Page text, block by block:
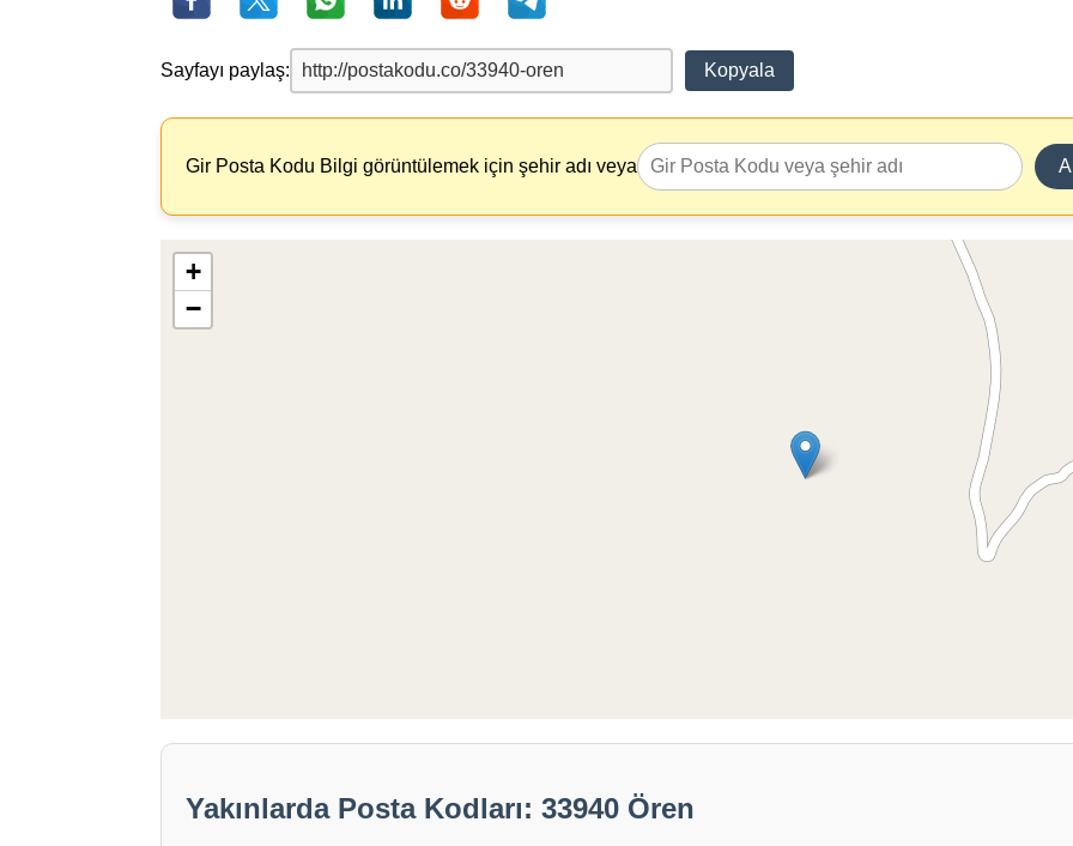
Sayfayı paylaş: Kopyala
Gir Posta Kodu Bilgi görüntülemek için şehir adı veya
+
−
Yakınlarda Posta Kodları: 33940 Ören